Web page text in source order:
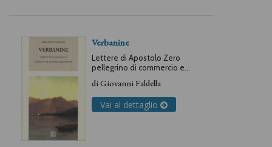
Verbanine
Lettere di Apostolo Zero
pellegrino di commercio e
Faldella e illustrate da
Giuseppe Ricci, secondo
l'edizione 1892
diGiovanni Faldella
Vai al dettaglio